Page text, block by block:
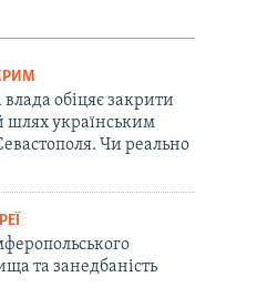
влада обіцяє закрити
шлях українським
Чи реально
та занедбаність